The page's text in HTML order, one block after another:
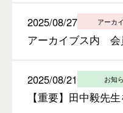
2025/08/27 アーカ
アーカイブス内 会
2025/08/21 お知
【重要】田中毅先